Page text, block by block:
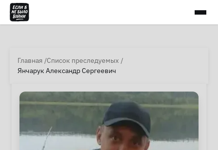
Главная Список преследуемых
Янчарук Александр Сергеевич